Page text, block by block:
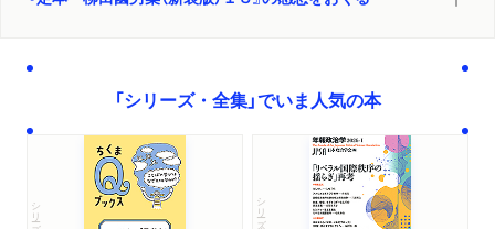
「シリーズ・全集」でいま人気の本
シリーズ・全集 シリーズ・全集